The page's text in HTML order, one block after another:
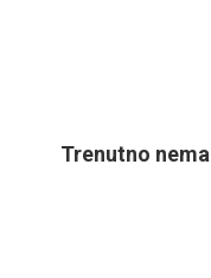
Trenutno